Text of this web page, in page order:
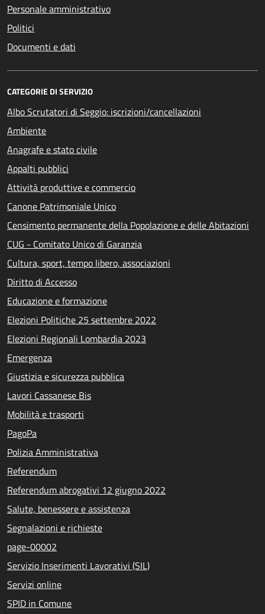
Personale amministrativo
Politici
Documenti e dati
CATEGORIE DI SERVIZIO
Albo Scrutatori di Seggio: iscrizioni/cancellazioni
Ambiente
Anagrafe e stato civile
Appalti pubblici
Attività produttive e commercio
Canone Patrimoniale Unico
Censimento permanente della Popolazione e delle Abitazioni
CUG - Comitato Unico di Garanzia
Cultura, sport, tempo libero, associazioni
Diritto di Accesso
Educazione e formazione
Elezioni Politiche 25 settembre 2022
Elezioni Regionali Lombardia 2023
Emergenza
Giustizia e sicurezza pubblica
Lavori Cassanese Bis
Mobilità e trasporti
PagoPa
Polizia Amministrativa
Referendum
Referendum abrogativi 12 giugno 2022
Salute, benessere e assistenza
Segnalazioni e richieste
page-00002
Servizio Inserimenti Lavorativi (SIL)
Servizi online
SPID in Comune